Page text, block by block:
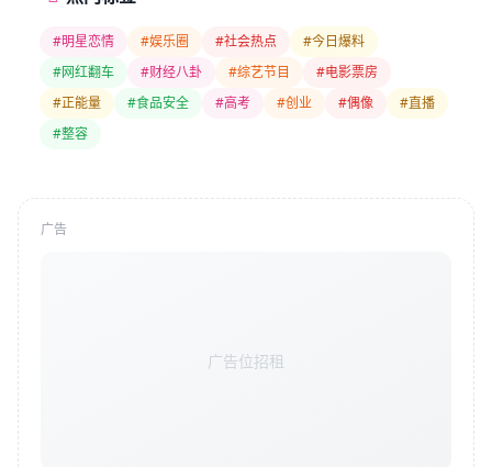
#明星恋情 #娱乐圈 #社会热点
#今日爆料
#网红翻车
#财经八卦 #综艺节目
#电影票房
#正能量
#食品安全 #高考 #创业 #偶像
#直播
#整容
广告
广告位招租